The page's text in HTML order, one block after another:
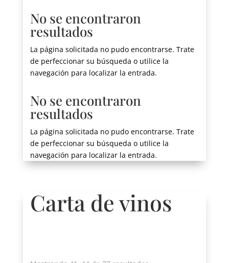
No se encontraron
resultados
La página solicitada no pudo encontrarse. Trate
de perfeccionar su búsqueda o utilice la
navegación para localizar la entrada.
No se encontraron
resultados
La página solicitada no pudo encontrarse. Trate
de perfeccionar su búsqueda o utilice la
navegación para localizar la entrada.
Carta de vinos